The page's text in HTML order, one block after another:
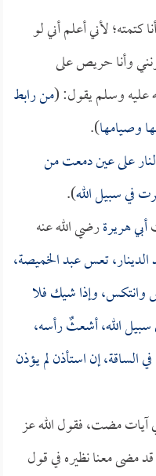
كتمته؛ لأني أعلم أني لو
وأنا حريص على
وسلم يقول: (من رابط
وصيامها).
على عين دمعت من
في سبيل الله).
أبي هريرةرضي الله عنه
تعس عبد الخميصة،
وإذا شيك فلا
الله، أشعثٌ رأسه،
الساقة، إن استأذن لم يؤذن
آيات مضت، فقول الله عز
قد مضى معنا نظيره في قول